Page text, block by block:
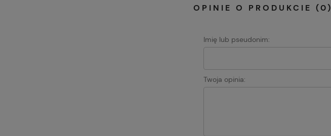
OPINIE O PRODUKCIE (0)
Imię lub pseudonim:
Twoja opinia: